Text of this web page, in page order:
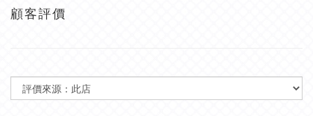
顧客評價